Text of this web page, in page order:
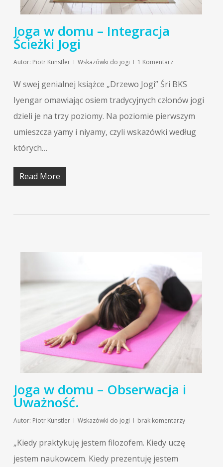
Joga w domu – Integracja
Ścieżki Jogi
Autor: Piotr Kunstler Wskazówki do jogi 1 Komentarz
W swej genialnej książce „Drzewo Jogi” Śri BKS
Iyengar omawiając osiem tradycyjnych członów jogi
dzieli je na trzy poziomy. Na poziomie pierwszym
umieszcza yamy i niyamy, czyli wskazówki według
których…
Read More
Joga w domu – Obserwacja i
Uważność.
Autor: Piotr Kunstler Wskazówki do jogi brak komentarzy
„Kiedy praktykuję jestem filozofem. Kiedy uczę
jestem naukowcem. Kiedy prezentuję jestem